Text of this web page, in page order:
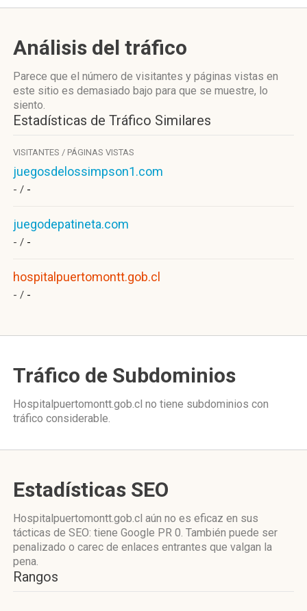
Análisis del tráfico
Parece que el número de visitantes y páginas vistas en
este sitio es demasiado bajo para que se muestre, lo
siento.
Estadísticas de Tráfico Similares
VISITANTES / PÁGINAS VISTAS
juegosdelossimpson1.com
- / -
juegodepatineta.com
- / -
hospitalpuertomontt.gob.cl
- / -
Tráfico de Subdominios
Hospitalpuertomontt.gob.cl no tiene subdominios con
tráfico considerable.
Estadísticas SEO
Hospitalpuertomontt.gob.cl aún no es eficaz en sus
tácticas de SEO: tiene Google PR 0. También puede ser
penalizado o carec de enlaces entrantes que valgan la
pena.
Rangos